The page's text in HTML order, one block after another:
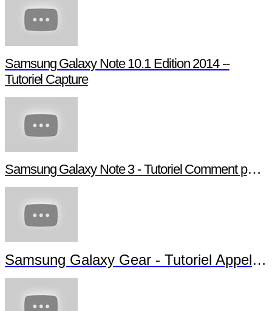
Samsung Galaxy Note 10.1 Edition 2014 --
Tutoriel Capture
Samsung Galaxy Note 3 - Tutoriel Comment paramétrer votre Note 3
Samsung Galaxy Gear - Tutoriel Appels et Messages